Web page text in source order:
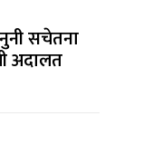
सचेतना
अदालत